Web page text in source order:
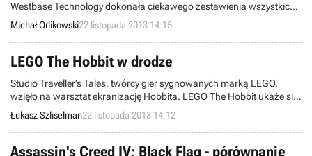
Westbase Technology dokonała ciekawego zestawienia wszystkich
stacjonarnych konsol Sony. Infografika przedstawia wyniki
sprzedaży każdego ze sprzętów i kluczowe momenty ich historii.
Michał Orlikowski22 listopada 2013 14:15
LEGO The Hobbit w drodze
Studio Traveller’s Tales, twórcy gier sygnowanych marką LEGO,
wzięło na warsztat ekranizację Hobbita. LEGO The Hobbit ukaże się
w 2014 roku na wszystkich najpopularniejszych platformach
sprzętowych, w tym na konsolach nowej generacji.
Łukasz Szliselman22 listopada 2013 14:12
Assassin's Creed IV: Black Flag - pórównanie